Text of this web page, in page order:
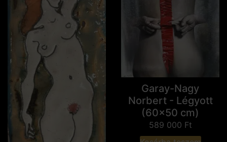
Garay-Nagy
Norbert - Légyott
(60x50 cm)
589 000 Ft